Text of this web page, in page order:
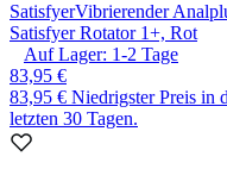
SatisfyerVibrierender
Satisfyer Rotator 1+, Rot
Auf Lager: 1-2 Tage
83,95 €
83,95 € Niedrigster Preis in
letzten 30 Tagen.